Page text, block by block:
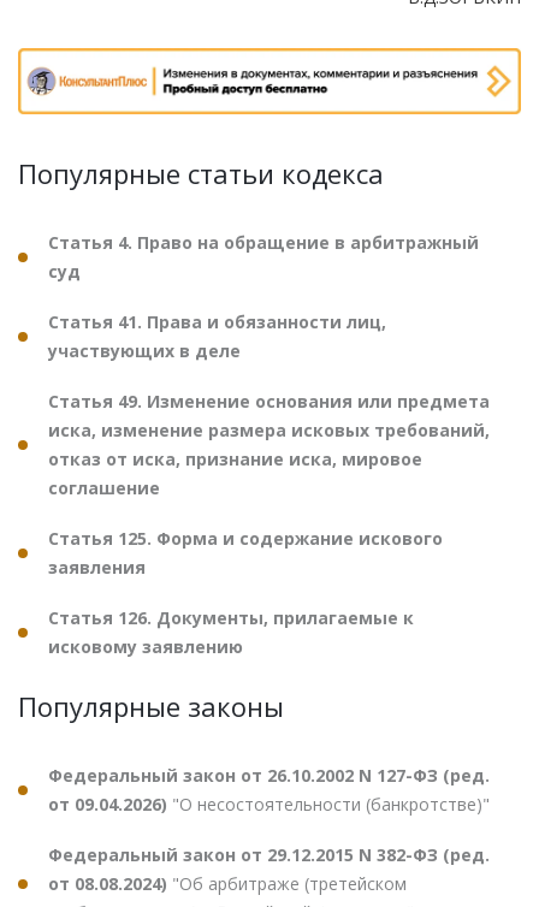
Популярные статьи кодекса
Статья 4. Право на обращение в арбитражный
суд
Статья 41. Права и обязанности лиц,
участвующих в деле
Статья 49. Изменение основания или предмета
иска, изменение размера исковых требований,
отказ от иска, признание иска, мировое
соглашение
Статья 125. Форма и содержание искового
заявления
Статья 126. Документы, прилагаемые к
исковому заявлению
Популярные законы
Федеральный закон от 26.10.2002 N 127-ФЗ (ред.
от 09.04.2026) "О несостоятельности (банкротстве)"
Федеральный закон от 29.12.2015 N 382-ФЗ (ред.
от 08.08.2024) "Об арбитраже (третейском